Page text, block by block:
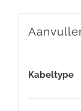
Kabeltype